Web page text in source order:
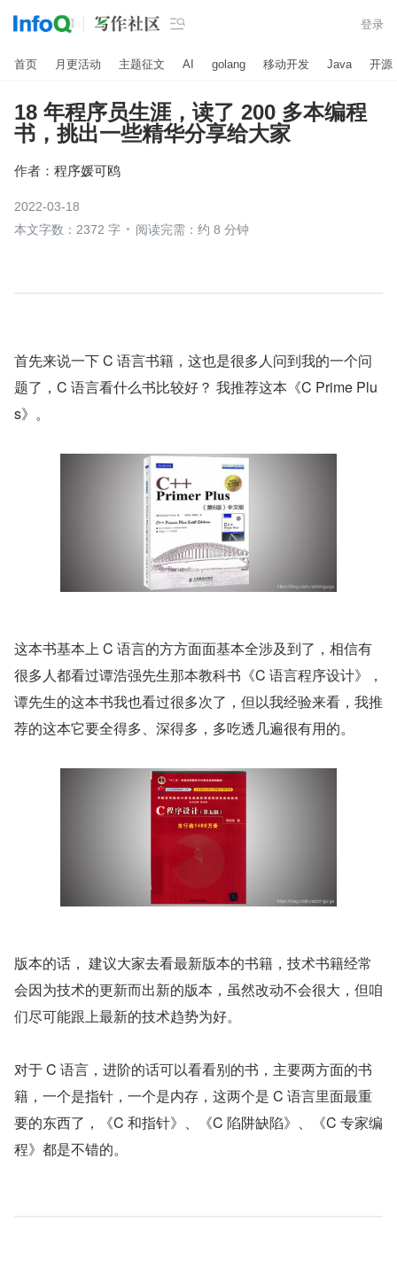
 登录
首页 月更活动 主题征文 AI golang 移动开发 Java 开源
18 年程序员生涯，读了 200 多本编程
书，挑出一些精华分享给大家
作者： 程序媛可鸥
2022-03-18
本文字数：2372 字
阅读完需：约 8 分钟
首先来说一下 C 语言书籍，这也是很多人问到我的一个问
题了，C 语言看什么书比较好？ 我推荐这本《C Prime Plu
s》。
这本书基本上 C 语言的方方面面基本全涉及到了，相信有
很多人都看过谭浩强先生那本教科书《C 语言程序设计》，
谭先生的这本书我也看过很多次了，但以我经验来看，我推
荐的这本它要全得多、深得多，多吃透几遍很有用的。
版本的话， 建议大家去看最新版本的书籍，技术书籍经常
会因为技术的更新而出新的版本，虽然改动不会很大，但咱
们尽可能跟上最新的技术趋势为好。
对于 C 语言，进阶的话可以看看别的书，主要两方面的书
籍，一个是指针，一个是内存，这两个是 C 语言里面最重
要的东西了，《C 和指针》、《C 陷阱缺陷》、《C 专家编
程》都是不错的。